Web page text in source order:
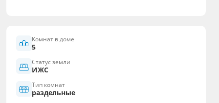
Комнат в доме
5
Статус земли
ИЖС
Тип комнат
раздельные